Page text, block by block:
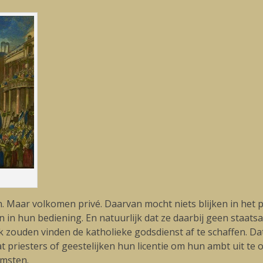
Maar volkomen privé. Daarvan mocht niets blijken in het
hun bediening. En natuurlijk dat ze daarbij geen
vinden de katholieke godsdienst af te schaffen.
priesters of geestelijken hun licentie om hun ambt uit te